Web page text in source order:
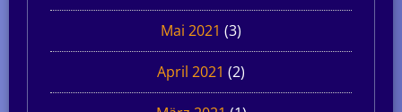
Mai 2021 (3)
April 2021 (2)